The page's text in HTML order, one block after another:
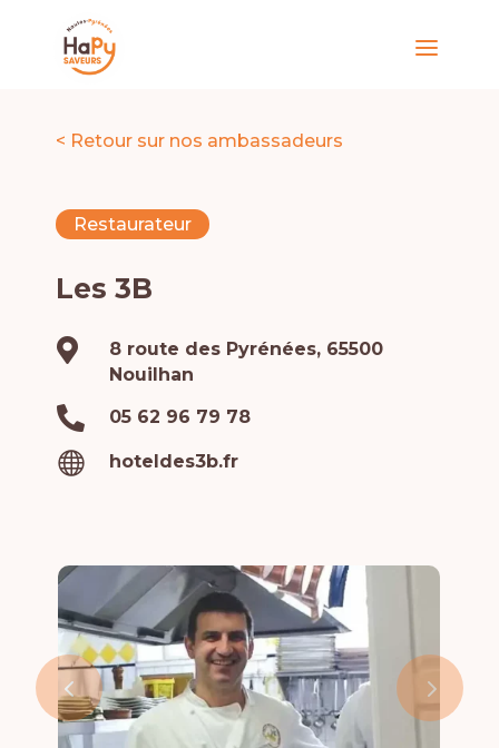
ESPACE ADHÉRENT
< Retour sur nos ambassadeurs
Restaurateur
Les 3B

8 route des Pyrénées, 65500
Nouilhan
 05 62 96 79 78
 hoteldes3b.fr